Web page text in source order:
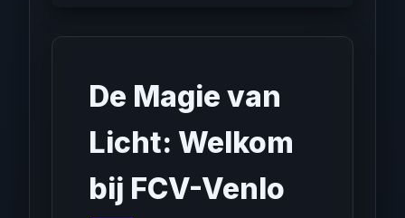
De Magie van
Licht: Welkom
bij FCV-Venlo